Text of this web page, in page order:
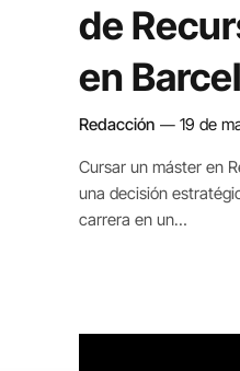
de
en
Redacción 19 de
Cursar un máster en
una decisión
carrera en un…